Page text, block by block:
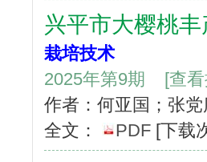
兴平市大樱桃
栽培技术
2025年第9期
[查
作者：何亚国；张党
全文：
PDF [下载